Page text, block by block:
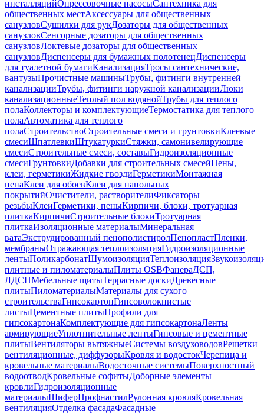
инсталляцийОпрессовочные насосыСантехника для
общественных местАксессуары для общественных
санузловСушилки для рукДозаторы для общественных
санузловСенсорные дозаторы для общественных
санузловЛоктевые дозаторы для общественных
санузловДиспенсеры для бумажных полотенецДиспенсеры
для туалетной бумагиКанализацияТросы сантехнические,
вантузыПрочистные машиныТрубы, фитинги внутренней
канализацииТрубы, фитинги наружной канализацииЛюки
канализационныеТеплый пол водянойТрубы для теплого
полаКоллекторы и комплектующиеТермостатика для теплого
полаАвтоматика для теплого
полаСтроительствоСтроительные смеси и грунтовкиКлеевые
смесиШпатлевкиШтукатуркиСтяжки, самонивелирующие
смесиСтроительные смеси, составыГидроизоляционные
смесиГрунтовкиДобавки для строительных смесейПены,
клеи, герметикиЖидкие гвоздиГерметикиМонтажная
пенаКлеи для обоевКлеи для напольных
покрытийОчистители, растворителиФиксаторы
резьбыКлеиГерметики, пеныКирпичи, блоки, тротуарная
плиткаКирпичиСтроительные блокиТротуарная
плиткаИзоляционные материалыМинеральная
ватаЭкструдированный пенополистиролПенопластПленки,
мембраныОтражающая теплоизоляцияГидроизоляционные
лентыПоликарбонатШумоизоляцияТеплоизоляция
плитные и пиломатериалыПлиты OSBФанераДСП,
ЛДСПМебельные щитыТеррасные доскиДревесные
плитыПиломатериалыМатериалы для сухого
строительстваГипсокартонГипсоволокнистые
листыЦементные плитыПрофили для
гипсокартонаКомплектующие для гипсокартонаЛенты
армирующиеУплотнительные лентыГипсовые и цементные
плитыВентиляторы вытяжныеСистемы воздуховодовРешетки
вентиляционные, диффузорыКровля и водостокЧерепица и
кровельные материалыВодосточные системыПоверхностный
водоотводКровельные софитыДоборные элементы
кровлиГидроизоляционные
материалыШиферПрофнастилРулонная кровляКровельная
вентиляцияОтделка фасадаФасадные